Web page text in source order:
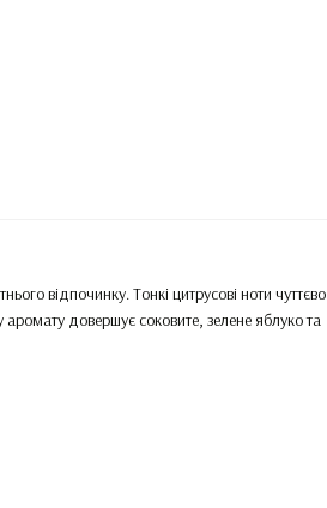
відпочинку. Тонкі цитрусові ноти чуттєво
довершує соковите, зелене яблуко та